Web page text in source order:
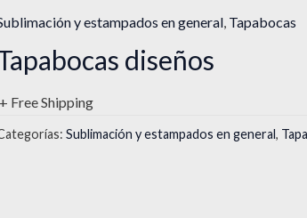
y estampados en general, Tapabocas
diseños
+ Free Shipping
Sublimación y estampados en general,